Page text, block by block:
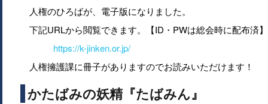
人権のひろばが、電子版になりました。
下記URLから閲覧できます。【ID・PWは総会時に配布済】
https://k-jinken.or.jp/
人権擁護課に冊子がありますのでお読みいただけます！
かたばみの妖精『たばみん』